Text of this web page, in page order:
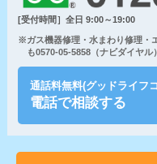
[受付時間］全日 9:00～19:00
※ガス機器修理・水まわり修理・
も0570-05-5858（ナビダイヤル
通話料無料(グッドライフ
電話で相談する